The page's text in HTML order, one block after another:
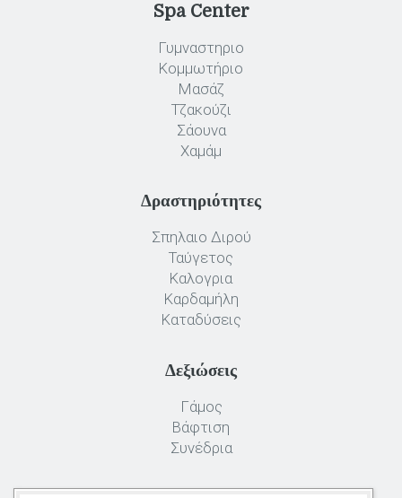
Spa Center
Γυμναστηριο
Κομμωτήριο
Μασάζ
Τζακούζι
Σάουνα
Χαμάμ
Δραστηριότητες
Σπηλαιο Διρού
Ταύγετος
Καλογρια
Καρδαμήλη
Καταδύσεις
Δεξιώσεις
Γάμος
Βάφτιση
Συνέδρια